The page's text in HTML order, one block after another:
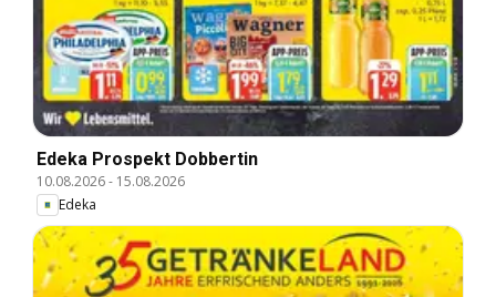
Edeka Prospekt Dobbertin
10.08.2026- 15.08.2026
Edeka